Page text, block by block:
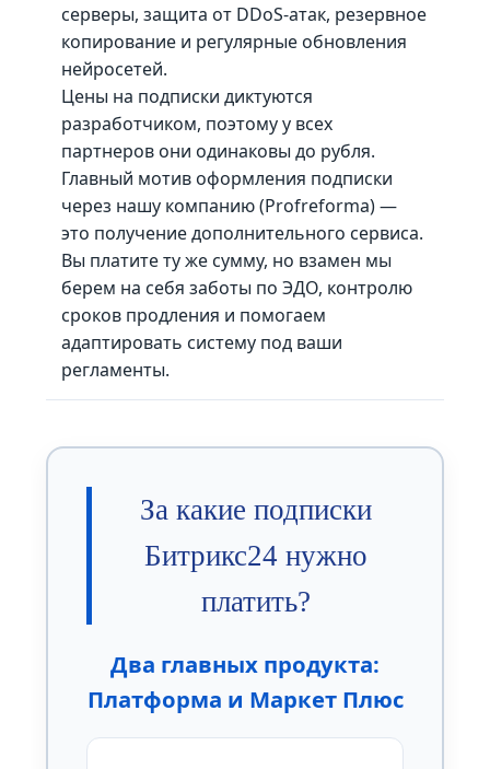
серверы, защита от DDoS-атак, резервное
копирование и регулярные обновления
нейросетей.
Цены на подписки диктуются
разработчиком, поэтому у всех
партнеров они одинаковы до рубля.
Главный мотив оформления подписки
через нашу компанию (Profreforma) —
это получение дополнительного сервиса.
Вы платите ту же сумму, но взамен мы
берем на себя заботы по ЭДО, контролю
сроков продления и помогаем
адаптировать систему под ваши
регламенты.
За какие подписки
Битрикс24 нужно
платить?
Два главных продукта:
Платформа и Маркет Плюс